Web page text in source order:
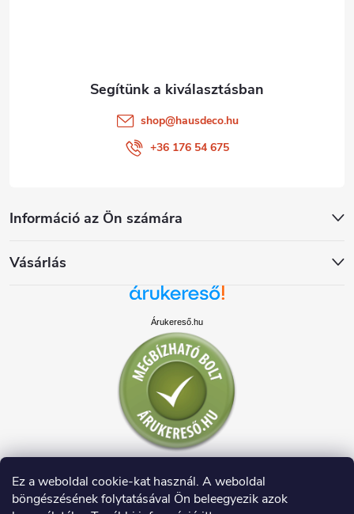
Ez a weboldal cookie-kat használ. A weboldal
böngészésének folytatásával Ön beleegyezik azok
Információ az Ön számára
Vásárlás
shop@hausdeco.hu
+36 176 54 675
Árukereső.hu